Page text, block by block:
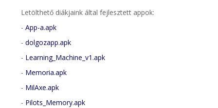
Letölthető diákjaink által fejlesztett appok:
-App-a.apk
-dolgozapp.apk
- Learning_Machine_v1.apk
- Memoria.apk
- MilAxe.apk
- Pilots_Memory.apk